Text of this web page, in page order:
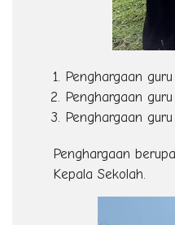
Penghargaan
Penghargaan
Penghargaan
Penghargaan
Kepala Sekolah.